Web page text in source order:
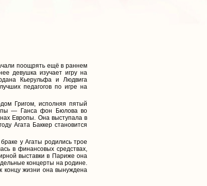
поощрять ещё в раннем
девушка изучает игру на
Кьерульфа и Людвига
педагогов по игре на
Григом, исполняя пятый
— Ганса фон Бюлова во
Европы. Она выступала в
Агата Баккер становится
у Агаты родились трое
в финансовых средствах,
выставки в Париже она
концерты на родине.
концу жизни она вынуждена